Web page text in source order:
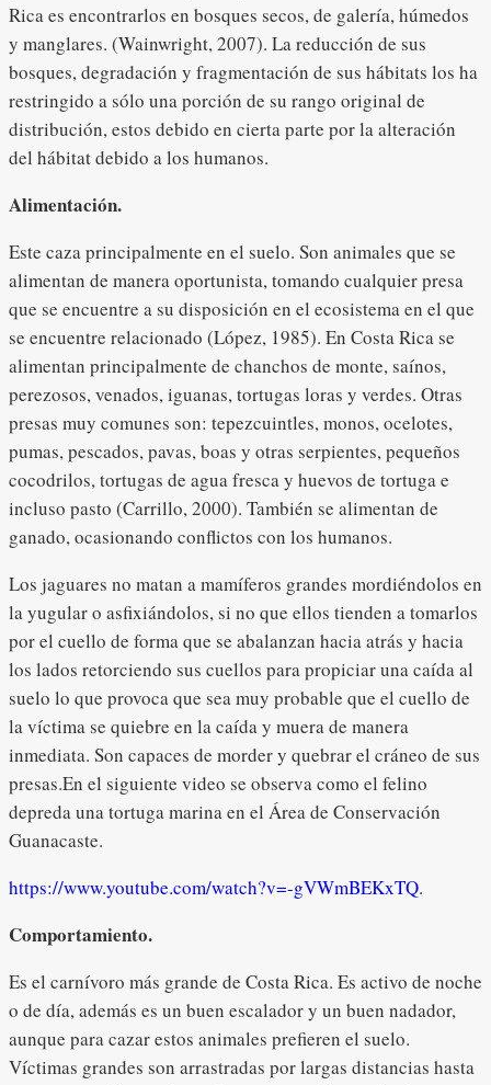
Rica es encontrarlos en bosques secos, de galería, húmedos
y manglares. (Wainwright, 2007). La reducción de sus
bosques, degradación y fragmentación de sus hábitats los ha
restringido a sólo una porción de su rango original de
distribución, estos debido en cierta parte por la alteración
del hábitat debido a los humanos.
Alimentación.
Este caza principalmente en el suelo. Son animales que se
alimentan de manera oportunista, tomando cualquier presa
que se encuentre a su disposición en el ecosistema en el que
se encuentre relacionado (López, 1985). En Costa Rica se
alimentan principalmente de chanchos de monte, saínos,
perezosos, venados, iguanas, tortugas loras y verdes. Otras
presas muy comunes son: tepezcuintles, monos, ocelotes,
pumas, pescados, pavas, boas y otras serpientes, pequeños
cocodrilos, tortugas de agua fresca y huevos de tortuga e
incluso pasto (Carrillo, 2000). También se alimentan de
ganado, ocasionando conflictos con los humanos.
Los jaguares no matan a mamíferos grandes mordiéndolos en
la yugular o asfixiándolos, si no que ellos tienden a tomarlos
por el cuello de forma que se abalanzan hacia atrás y hacia
los lados retorciendo sus cuellos para propiciar una caída al
suelo lo que provoca que sea muy probable que el cuello de
la víctima se quiebre en la caída y muera de manera
inmediata. Son capaces de morder y quebrar el cráneo de sus
presas.En el siguiente video se observa como el felino
depreda una tortuga marina en el Área de Conservación
Guanacaste.
https://www.youtube.com/watch?v=-gVWmBEKxTQ.
Comportamiento.
Es el carnívoro más grande de Costa Rica. Es activo de noche
o de día, además es un buen escalador y un buen nadador,
aunque para cazar estos animales prefieren el suelo.
Víctimas grandes son arrastradas por largas distancias hasta